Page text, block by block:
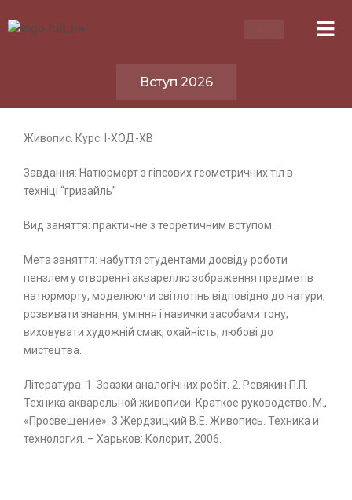
Вступ 2026
Живопис. Курс: I-ХОД-ХВ
Завдання: Натюрморт з гіпсових геометричних тіл в
техніці “гризайль”
Вид заняття: практичне з теоретичним вступом.
Мета заняття: набуття студентами досвіду роботи
пензлем у створенні аквареллю зображення предметів
натюрморту, моделюючи світлотінь відповідно до натури;
розвивати знання, уміння і навички засобами тону;
виховувати художній смак, охайність, любові до
мистецтва.
Література: 1. Зразки аналогічних робіт. 2. Ревякин П.П.
Техника акварельной живописи. Краткое руководство. М.,
«Просвещение». 3.Жердзицкий В.Е. Живопись. Техника и
технология. – Харьков: Колорит, 2006.